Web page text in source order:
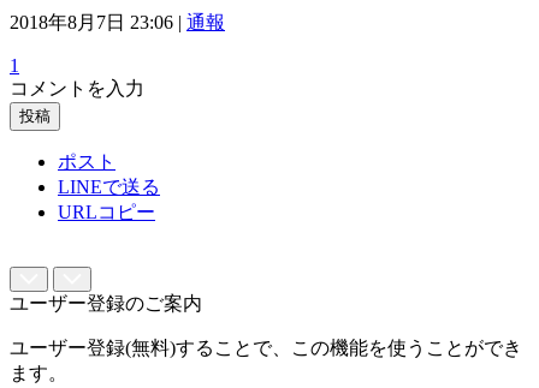
2018年8月7日 23:06 | 通報
1
コメントを入力
投稿
ポスト
LINEで送る
URLコピー
ユーザー登録のご案内
ユーザー登録(無料)することで、この機能を使うことができ
ます。